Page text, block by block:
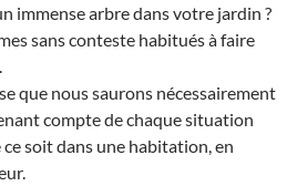
immense arbre dans votre jardin ?
sans conteste habitués à faire
que nous saurons nécessairement
compte de chaque situation
ce soit dans une habitation, en